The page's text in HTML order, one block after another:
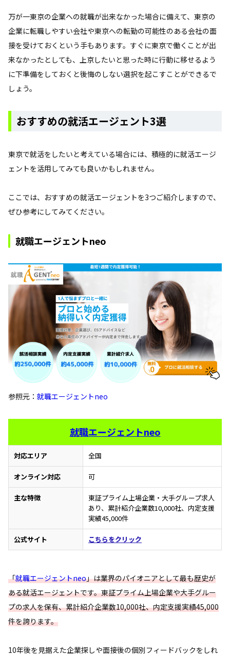
万が一東京の企業への就職が出来なかった場合に備えて、東京の
企業に転職しやすい会社や東京への転勤の可能性のある会社の面
接を受けておくという手もあります。すぐに東京で働くことが出
来なかったとしても、上京したいと思った時に行動に移せるよう
に下準備をしておくと後悔のしない選択を起こすことができるで
しょう。
おすすめの就活エージェント3選
東京で就活をしたいと考えている場合には、積極的に就活エージ
ェントを活用してみても良いかもしれません。
ここでは、おすすめの就活エージェントを3つご紹介しますので、
ぜひ参考にしてみてください。
就職エージェントneo
参照元： 就職エージェントneo
就職エージェントneo
対応エリア 全国
オンライン対応 可
主な特徴
東証プライム上場企業・大手グループ求人
あり、累計紹介企業数10,000社、内定支援
実績45,000件
公式サイト こちらをクリック
「就職エージェントneo」は業界のパイオニアとして最も歴史が
ある就活エージェントです。東証プライム上場企業や大手グルー
プの求人を保有、累計紹介企業数10,000社、内定支援実績45,000
件を誇ります。
10年後を見据えた企業探しや面接後の個別フィードバックをしれ